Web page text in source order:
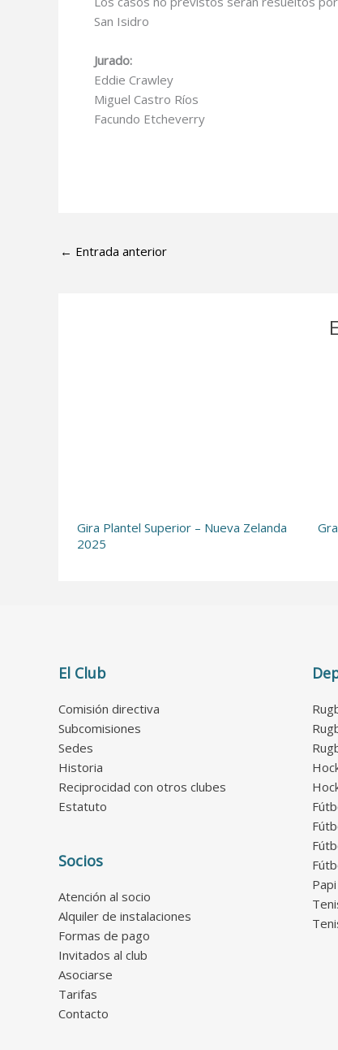
San Isidro
Jurado:
Eddie Crawley
Miguel Castro Ríos
Facundo Etcheverry
← Entrada anterior
Gira Plantel Superior – Nueva Zelanda
2025
El Club
Comisión directiva
Subcomisiones
Sedes
Historia
Reciprocidad con otros clubes
Estatuto
Socios
Atención al socio
Alquiler de instalaciones
Formas de pago
Invitados al club
Asociarse
Tarifas
Contacto